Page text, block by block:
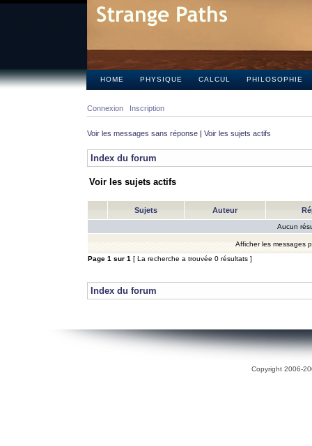
HOME PHYSIQUE CALCUL PHILOSOPHIE
Connexion Inscription
Voir les messages sans réponse | Voir les sujets actifs
Index du forum
Voir les sujets actifs
Sujets Auteur
Aucun
Afficher les messages
Page 1 sur 1 [ La recherche a trouvée 0 résultats ]
Index du forum
Copyright 2006-